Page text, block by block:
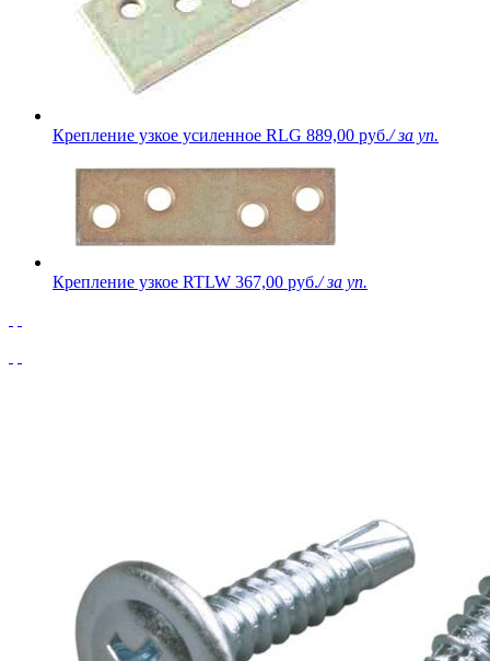
Крепление узкое усиленное RLG 889,00 руб./ за уп.
Крепление узкое RTLW 367,00 руб./ за уп.